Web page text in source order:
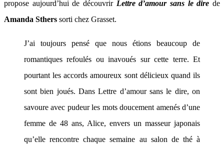
propose aujourd’hui de découvrir Lettre d’amour sans le dire de
Amanda Sthers sorti chez Grasset.
J’ai toujours pensé que nous étions beaucoup de
romantiques refoulés ou inavoués sur cette terre. Et
pourtant les accords amoureux sont délicieux quand ils
sont bien joués. Dans Lettre d’amour sans le dire, on
savoure avec pudeur les mots doucement amenés d’une
femme de 48 ans, Alice, envers un masseur japonais
qu’elle rencontre chaque semaine au salon de thé à